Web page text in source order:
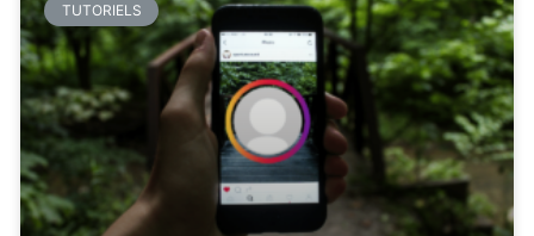
TUTORIELS